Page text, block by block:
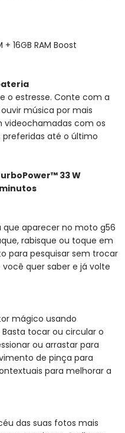
+ 16GB RAM Boost
o estresse. Conte com a
música por mais
videochamadas com os
preferidas até o último
33 W
que aparecer no moto g56
rabisque ou toque em
para pesquisar sem trocar
quer saber e já volte
mágico usando
tocar ou circular o
ou arrastar para
de pinça para
para melhorar a
das suas fotos mais